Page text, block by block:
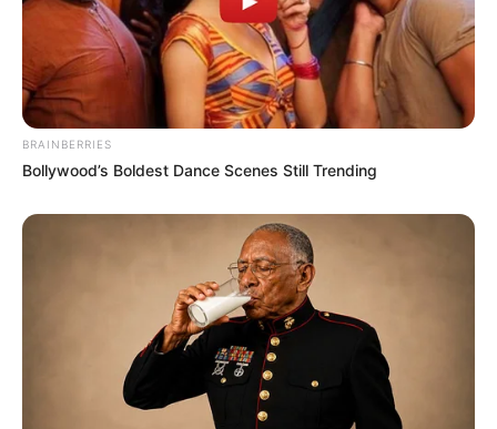
BRAINBERRIES
Bollywood’s Boldest Dance Scenes Still Trending